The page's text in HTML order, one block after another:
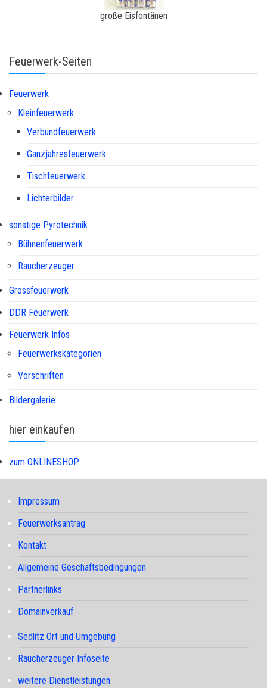
große Eisfontänen
Feuerwerk-Seiten
Feuerwerk
Kleinfeuerwerk
Verbundfeuerwerk
Ganzjahresfeuerwerk
Tischfeuerwerk
Lichterbilder
sonstige Pyrotechnik
Bühnenfeuerwerk
Raucherzeuger
Grossfeuerwerk
DDR Feuerwerk
Feuerwerk Infos
Feuerwerkskategorien
Vorschriften
Bildergalerie
hier einkaufen
zum ONLINESHOP
Impressum
Feuerwerksantrag
Kontakt
Allgemeine Geschäftsbedingungen
Partnerlinks
Domainverkauf
Sedlitz Ort und Umgebung
Raucherzeuger Infoseite
weitere Dienstleistungen